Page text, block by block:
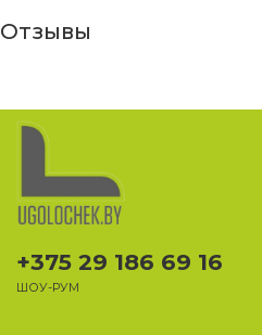
Отзывы
+375 29 186 69 16
ШОУ-РУМ